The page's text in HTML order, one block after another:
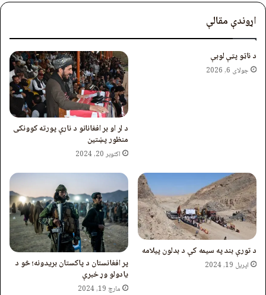
اړوندې مقالې
د ناټو پټې لوبې
جولای 6, 2026
د لر او بر افغانانو د نارې پورته کوونکی
منظور پښتین
اکتوبر 20, 2024
د تورې بند په سیمه کې د بدلون پيلامه
اپریل 19, 2024 پر افغانستان د پاکستان بریدونه؛ څو د
یادولو وړ خبرې
مارچ 19, 2024